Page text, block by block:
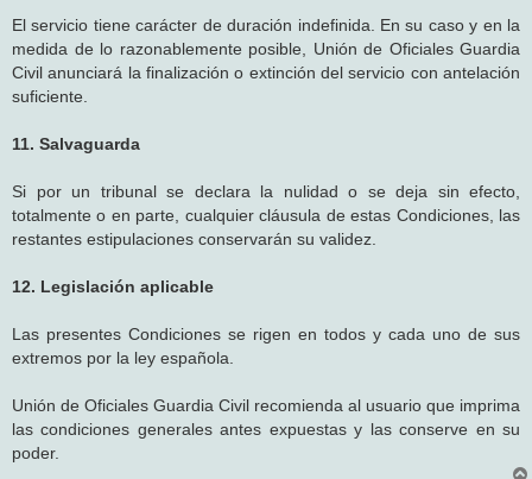
El servicio tiene carácter de duración indefinida. En su caso y en la
medida de lo razonablemente posible, Unión de Oficiales Guardia
Civil anunciará la finalización o extinción del servicio con antelación
suficiente.
11. Salvaguarda
Si por un tribunal se declara la nulidad o se deja sin efecto,
totalmente o en parte, cualquier cláusula de estas Condiciones, las
restantes estipulaciones conservarán su validez.
12. Legislación aplicable
Las presentes Condiciones se rigen en todos y cada uno de sus
extremos por la ley española.
Unión de Oficiales Guardia Civil recomienda al usuario que imprima
las condiciones generales antes expuestas y las conserve en su
poder.